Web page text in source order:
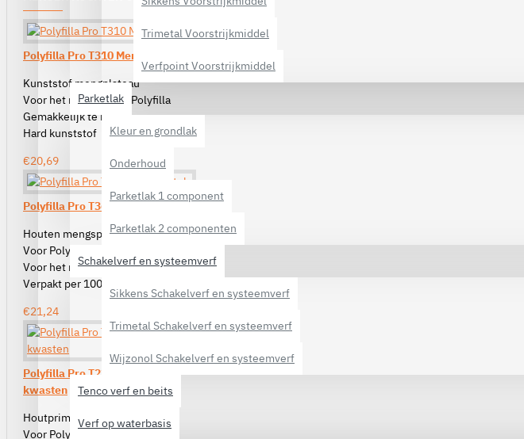
Trimetal Voorstrijkmiddel
Verfpoint Voorstrijkmiddel
Parketlak
Kleur en grondlak
Onderhoud
Parketlak 1 component
Parketlak 2 componenten
Schakelverf en systeemverf
Sikkens Schakelverf en systeemverf
Trimetal Schakelverf en systeemverf
Wijzonol Schakelverf en systeemverf
Tenco verf en beits
Verf op waterbasis
Polyfilla Pro T310 Mengplateau
Kunststof mengplateau
Voor het mengen van Polyfilla
Gemakkelijk te reinigen
Hard kunststof
€20,69
Polyfilla Pro T360 Mengspatels
Houten mengspatel
Voor Polyfilla Pro W340
Voor het mengen van 2K houtprimer
Verpakt per 100 stuks
€21,24
Polyfilla Pro T220 Houtprimer
kwasten
Houtprimer kwasten
Voor Polyfilla Pro W340